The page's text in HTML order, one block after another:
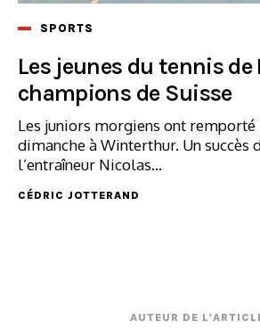
SPORTS
Les jeunes du tennis de
champions de Suisse
Les juniors morgiens ont
dimanche à Winterthur. Un succès
l’entraîneur Nicolas...
CÉDRIC JOTTERAND
AUTEUR DE